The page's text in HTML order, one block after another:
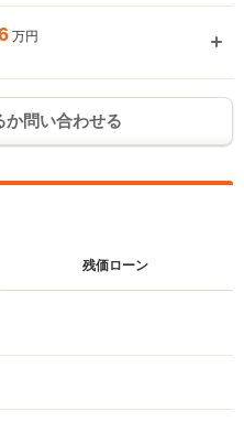
万円
か問い合わせる
残価ローン